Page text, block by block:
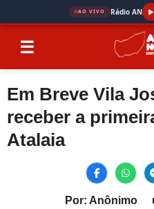
AO VIVO Rádio AN
☰
Em Breve Vila
receber a
Atalaia
Por: Anônimo